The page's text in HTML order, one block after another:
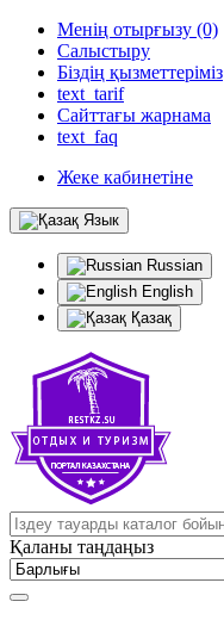
Менің отырғызу (0)
Салыстыру
Біздің қызметтеріміз
text_tarif
Сайттағы жарнама
text_faq
Жеке кабинетіне
Язык
Russian
English
Қазақ
Қаланы таңдаңыз